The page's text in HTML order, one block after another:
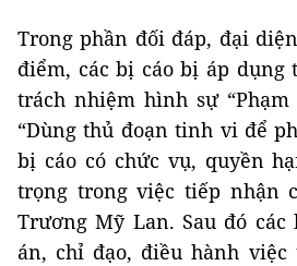
Trong phần đối đáp, đại
điểm, các bị cáo bị áp
trách nhiệm hình sự
“Dùng thủ đoạn tinh vi để
bị cáo có chức vụ, quyền
trọng trong việc tiếp nhận
Trương Mỹ Lan. Sau đó
án, chỉ đạo, điều hành